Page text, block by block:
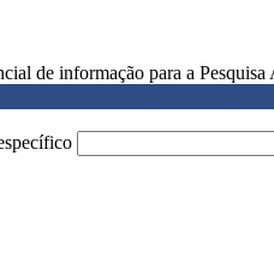
de informação para a